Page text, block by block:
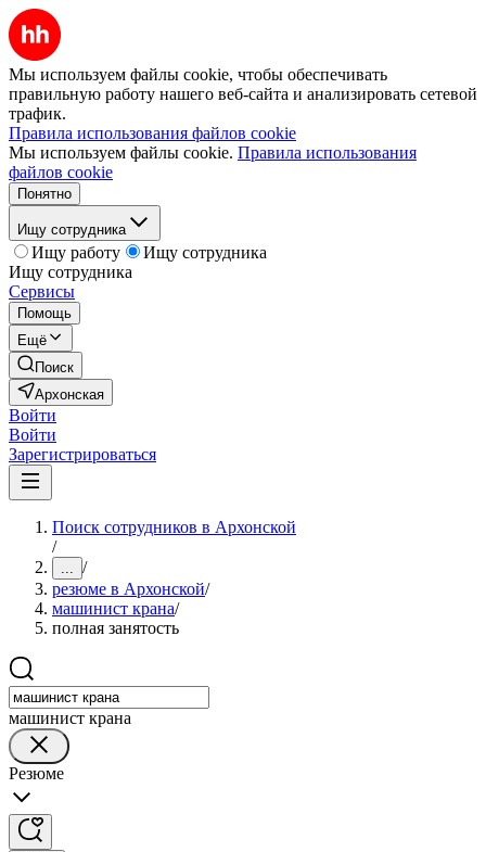
Мы используем файлы cookie, чтобы обеспечивать
правильную работу нашего веб-сайта и анализировать сетевой
трафик.
Правила использования файлов cookie
Мы используем файлы cookie. Правила использования
файлов cookie
Понятно
Ищу сотрудника
Ищу работу
Ищу сотрудника
Ищу сотрудника
Сервисы
Помощь
Ещё
Поиск
Архонская
Войти
Войти
Зарегистрироваться
Поиск сотрудников в Архонской
/
... /
резюме в Архонской/
машинист крана/
полная занятость
машинист крана
Резюме